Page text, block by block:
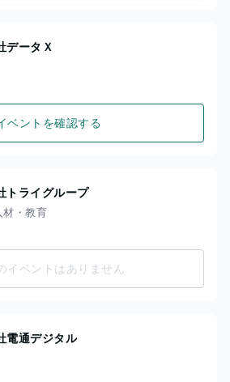
データＸ
ベントを確認する
トライグループ
材・教育
イベントはありません
電通デジタル